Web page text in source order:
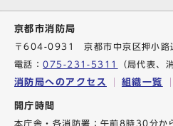
京都市消防局
〒604-0931 京都市中京区押小
電話：075-231-5311 （局代表、
消防局へのアクセス 組織一覧
開庁時間
本庁舎・各消防署：午前8時30分か